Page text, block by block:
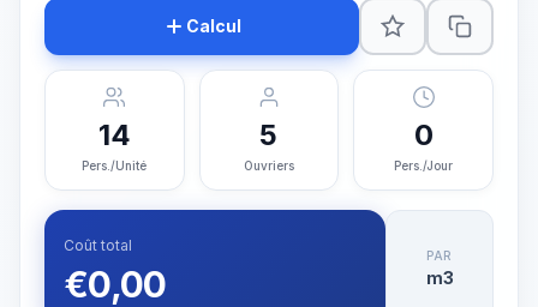
Calcul
14
Pers./Unité
5
Ouvriers
0
Pers./Jour
Coût total
€0,00
PAR
m3